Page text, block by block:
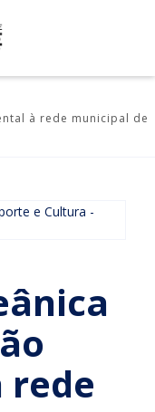
à rede municipal de
e Cultura -